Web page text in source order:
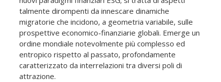
talmente dirompenti da innescare dinamiche
migratorie che incidono, a geometria variabile, sulle
prospettive economico-finanziarie globali. Emerge un
ordine mondiale notevolmente più complesso ed
entropico rispetto al passato, profondamente
caratterizzato da interrelazioni tra diversi poli di
attrazione.